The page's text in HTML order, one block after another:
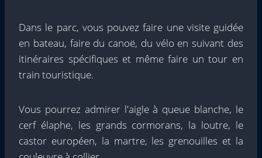
Dans le parc, vous pouvez faire une visite guidée
en bateau, faire du canoë, du vélo en suivant des
itinéraires spécifiques et même faire un tour en
train touristique.
Vous pourrez admirer l'aigle à queue blanche, le
cerf élaphe, les grands cormorans, la loutre, le
castor européen, la martre, les grenouilles et la